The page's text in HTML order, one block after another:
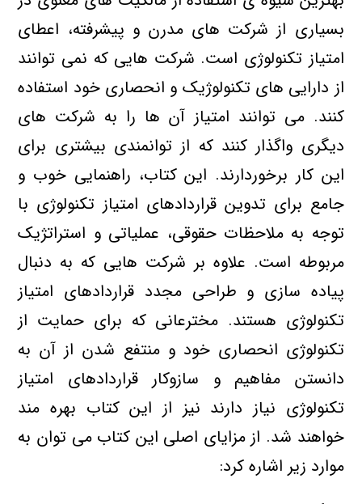
بسیاری از شرکت های مدرن و پیشرفته، اعطای
امتیاز تکنولوژی است. شرکت هایی که نمی توانند
از دارایی های تکنولوژیک و انحصاری خود استفاده
کنند. می توانند امتیاز آن ها را به شرکت های
دیگری واگذار کنند که از توانمندی بیشتری برای
این کار برخوردارند. این کتاب، راهنمایی خوب و
جامع برای تدوین قراردادهای امتیاز تکنولوژی با
توجه به ملاحظات حقوقی، عملیاتی و استراتژیک
مربوطه است. علاوه بر شرکت هایی که به دنبال
پیاده سازی و طراحی مجدد قراردادهای امتیاز
تکنولوژی هستند. مخترعانی که برای حمایت از
تکنولوژی انحصاری خود و منتفع شدن از آن به
دانستن مفاهیم و سازوکار قراردادهای امتیاز
تکنولوژی نیاز دارند نیز از این کتاب بهره مند
خواهند شد. از مزایای اصلی این کتاب می توان به
موارد زیر اشاره کرد: